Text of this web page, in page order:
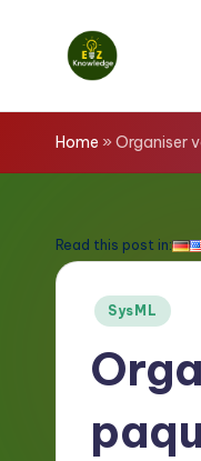
E
z
n
Home » Organiser
Read this post in:
Posted
SysML